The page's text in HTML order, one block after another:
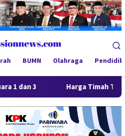
BUMN Olahraga
Harga Timah Turun, Aktivitas